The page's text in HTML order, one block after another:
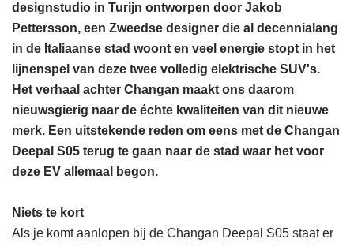
designstudio in Turijn ontworpen door Jakob
Pettersson, een Zweedse designer die al decennialang
in de Italiaanse stad woont en veel energie stopt in het
lijnenspel van deze twee volledig elektrische SUV's.
Het verhaal achter Changan maakt ons daarom
nieuwsgierig naar de échte kwaliteiten van dit nieuwe
merk. Een uitstekende reden om eens met de Changan
Deepal S05 terug te gaan naar de stad waar het voor
deze EV allemaal begon.
Niets te kort
Als je komt aanlopen bij de Changan Deepal S05 staat er